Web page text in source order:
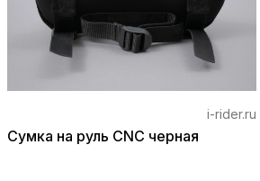
i-rider.ru
Сумка на руль CNC черная